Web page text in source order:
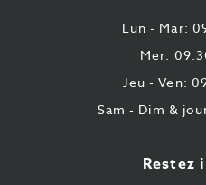
Lun - Mar:
Mer:
Jeu - Ven:
Sam - Dim &
Restez